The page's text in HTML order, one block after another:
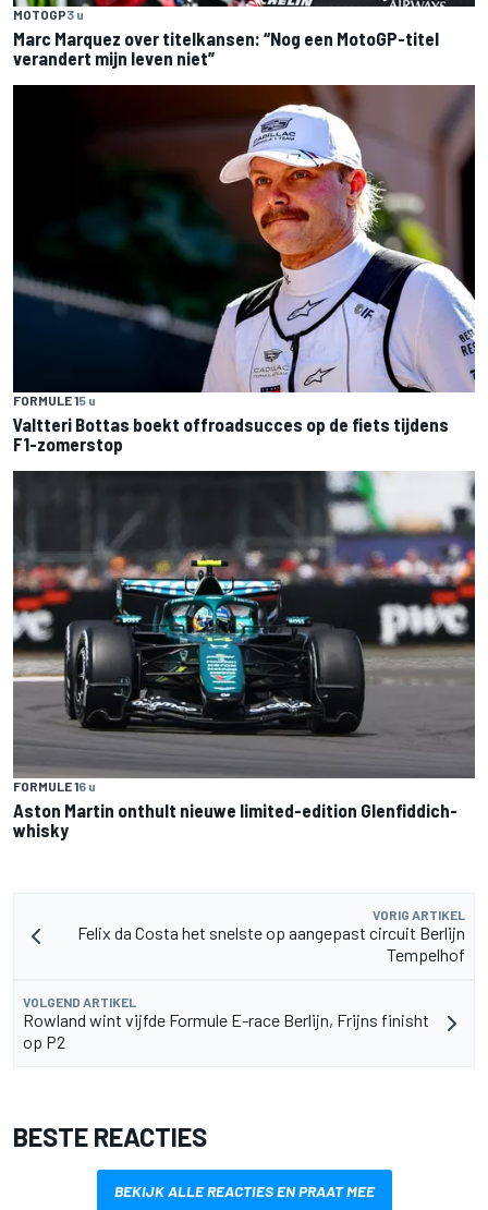
MOTOGP3 u
Marc Marquez over titelkansen: “Nog een MotoGP-titel
verandert mijn leven niet”
FORMULE 15 u
Valtteri Bottas boekt offroadsucces op de fiets tijdens
F1-zomerstop
FORMULE 16 u
Aston Martin onthult nieuwe limited-edition Glenfiddich-
whisky
VORIG ARTIKEL
Felix da Costa het snelste op aangepast circuit Berlijn
Tempelhof
VOLGEND ARTIKEL
Rowland wint vijfde Formule E-race Berlijn, Frijns finisht
op P2
BESTE REACTIES
BEKIJK ALLE REACTIES EN PRAAT MEE